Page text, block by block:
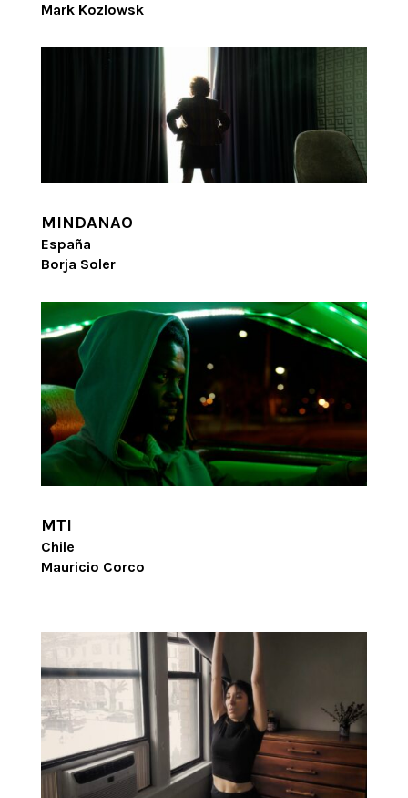
Mark Kozlowsk
MINDANAO
España
Borja Soler
MTI
Chile
Mauricio Corco